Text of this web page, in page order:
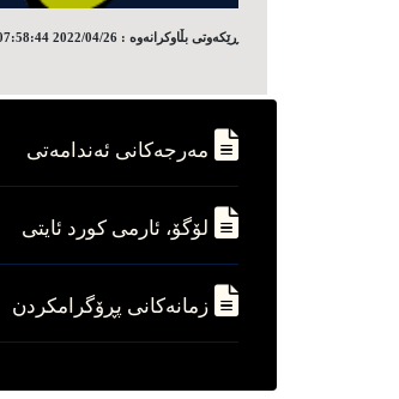
ڕێکه‌وتی بڵاوکرانه‌وه‌ : 2022/04/26 07:58:44
مه‌رجه‌کانی ئه‌ندامه‌تی
لۆگۆ، ئارمی کورد ئایتی
زمانه‌کانی پڕۆگرامکردن